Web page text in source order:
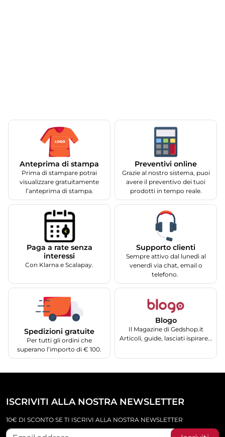
Anteprima di stampa
Prima di stampare potrai
visualizzare gratuitamente
l’anteprima di stampa.
Preventivi online
Grazie al nostro sistema, puoi
avere il preventivo dei tuoi
prodotti in tempo reale.
Paga a rate senza
interessi
Con Klarna e Scalapay.
Supporto clienti
Sempre attivo dal lunedì al
venerdì via chat, email o
telefono.
Spedizioni gratuite
Per tutti gli ordini che
superano l’importo di € 100.
Blogo
Il Magazine di Gedshop.it
Articoli, guide, lasciati ispirare...
ISCRIVITI ALLA NOSTRA NEWSLETTER
10€ DI SCONTO SE TI ISCRIVI ALLA NOSTRA NEWSLETTER